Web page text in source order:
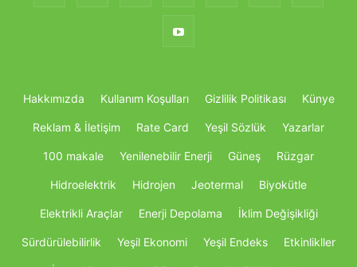
Hakkımızda Kullanım Koşulları Gizlilik Politikası Künye
Reklam & İletişim Rate Card Yeşil Sözlük Yazarlar
100 makale Yenilenebilir Enerji Güneş Rüzgar
Hidroelektrik Hidrojen Jeotermal Biyokütle
Elektrikli Araçlar Enerji Depolama İklim Değişikliği
Sürdürülebilirlik Yeşil Ekonomi Yeşil Endeks Etkinlikller